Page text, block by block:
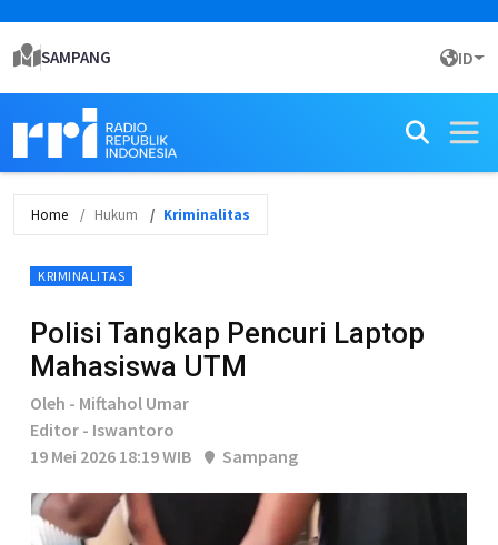
SAMPANG ID
Home Hukum Kriminalitas
KRIMINALITAS
Polisi Tangkap Pencuri Laptop
Mahasiswa UTM
Oleh - Miftahol Umar
Editor - Iswantoro
19 Mei 2026 18:19 WIB
Sampang